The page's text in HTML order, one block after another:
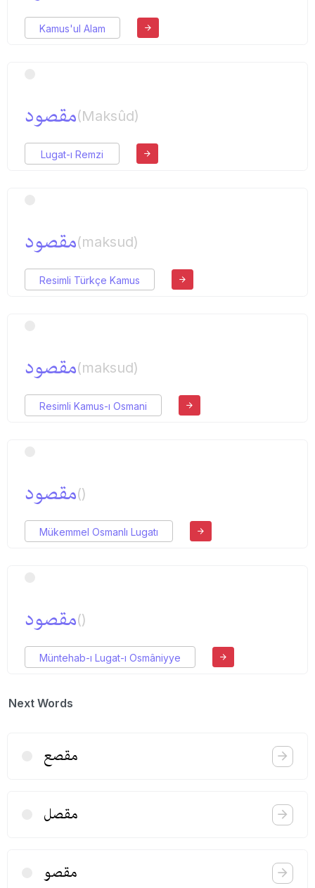
Kamus'ul Alam
مقصود(Maksûd)
Lugat-ı Remzi
مقصود(maksud)
Resimli Türkçe Kamus
مقصود(maksud)
Resimli Kamus-ı Osmani
مقصود()
Mükemmel Osmanlı Lugatı
مقصود()
Müntehab-ı Lugat-ı Osmâniyye
Next Words
مقصع
مقصل
مقصو